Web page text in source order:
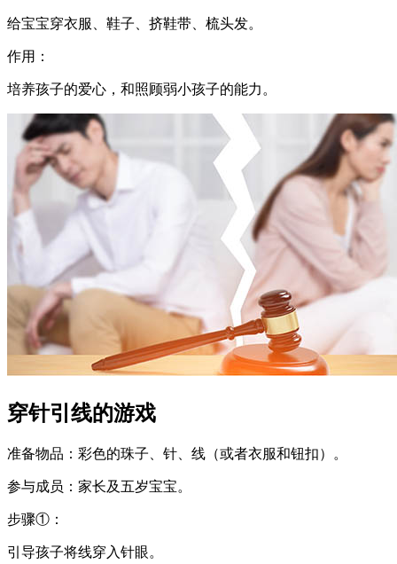
给宝宝穿衣服、鞋子、挤鞋带、梳头发。
作用：
培养孩子的爱心，和照顾弱小孩子的能力。
穿针引线的游戏
准备物品：彩色的珠子、针、线（或者衣服和钮扣）。
参与成员：家长及五岁宝宝。
步骤①：
引导孩子将线穿入针眼。